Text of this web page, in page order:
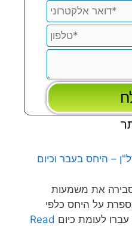
– היחס בעבר וכיום
את משמעות
על היחס כלפי
עברו לעומת כיום Read